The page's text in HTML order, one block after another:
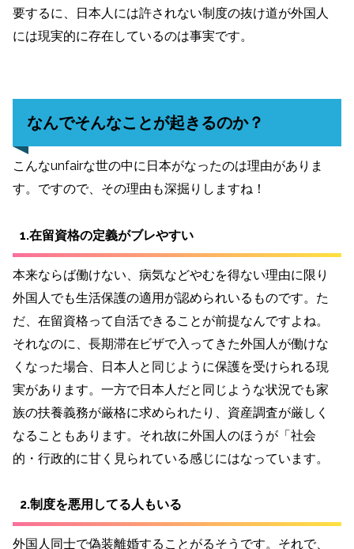
要するに、日本人には許されない制度の抜け道が外国人
には現実的に存在しているのは事実です。
なんでそんなことが起きるのか？
こんなunfairな世の中に日本がなったのは理由がありま
す。ですので、その理由も深掘りしますね！
1.在留資格の定義がブレやすい
本来ならば働けない、病気などやむを得ない理由に限り
外国人でも生活保護の適用が認められいるものです。た
だ、在留資格って自活できることが前提なんですよね。
それなのに、長期滞在ビザで入ってきた外国人が働けな
くなった場合、日本人と同じように保護を受けられる現
実があります。一方で日本人だと同じような状況でも家
族の扶養義務が厳格に求められたり、資産調査が厳しく
なることもあります。それ故に外国人のほうが「社会
的・行政的に甘く見られている感じにはなっています。
2.制度を悪用してる人もいる
外国人同士で偽装離婚することがるそうです。それで、